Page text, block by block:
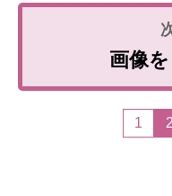
画像
1 2